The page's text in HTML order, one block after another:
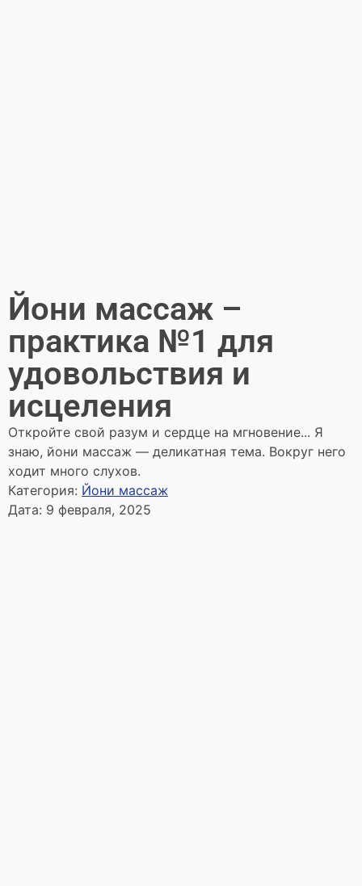
Йони массаж –
практика №1 для
удовольствия и
исцеления
Откройте свой разум и сердце на мгновение... Я
знаю, йони массаж — деликатная тема. Вокруг него
ходит много слухов.
Категория: Йони массаж
Дата: 9 февраля, 2025